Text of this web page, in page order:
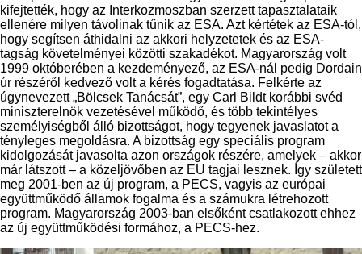
kifejtették, hogy az Interkozmoszban szerzett tapasztalataik
ellenére milyen távolinak tűnik az ESA. Azt kértétek az ESA-tól,
hogy segítsen áthidalni az akkori helyzetetek és az ESA-
tagság követelményei közötti szakadékot. Magyarország volt
1999 októberében a kezdeményező, az ESA-nál pedig Dordain
úr részéről kedvező volt a kérés fogadtatása. Felkérte az
úgynevezett „Bölcsek Tanácsát”, egy Carl Bildt korábbi svéd
miniszterelnök vezetésével működő, és több tekintélyes
személyiségből álló bizottságot, hogy tegyenek javaslatot a
tényleges megoldásra. A bizottság egy speciális program
kidolgozását javasolta azon országok részére, amelyek – akkor
már látszott – a közeljövőben az EU tagjai lesznek. Így született
meg 2001-ben az új program, a PECS, vagyis az európai
együttműködő államok fogalma és a számukra létrehozott
program. Magyarország 2003-ban elsőként csatlakozott ehhez
az új együttműködési formához, a PECS-hez.